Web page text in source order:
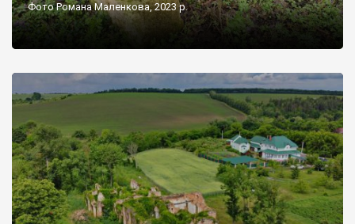
Фото Романа Маленкова, 2023 р.